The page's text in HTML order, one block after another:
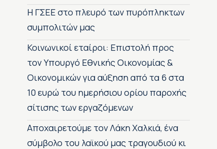
H ΓΣΕΕ στο πλευρό των πυρόπληκτων
συμπολιτών μας
Κοινωνικοί εταίροι: Επιστολή προς
τον Υπουργό Εθνικής Οικονομίας &
Οικονομικών για αύξηση από τα 6 στα
10 ευρώ του ημερήσιου ορίου παροχής
σίτισης των εργαζόμενων
Αποχαιρετούμε τον Λάκη Χαλκιά, ένα
σύμβολο του λαϊκού μας τραγουδιού κι